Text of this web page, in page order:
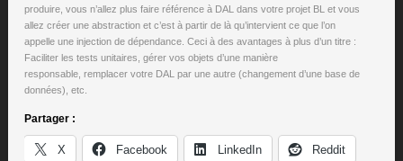
produire, vous n’allez plus faire référence à DAL dans votre projet BL et vous
allez créer une abstraction et c’est à partir de là qu’intervient ce que l’on
appelle une injection de dépendance. Ceci à des avantages à plus d’un titre :
Faciliter les tests unitaires, gérer vos objets d’une manière
responsable, remplacer votre DAL par une autre (changement d’une base de
données), etc.
Partager :
X Facebook LinkedIn Reddit